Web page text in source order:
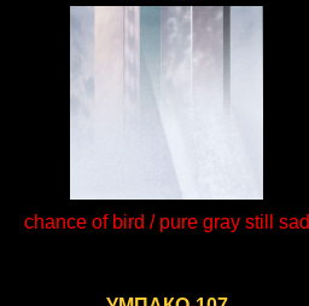
chance of bird / pure gray still sad